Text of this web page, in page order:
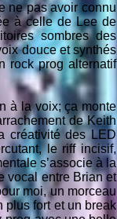
ne pas avoir connu
à celle de Lee de
sombres des
douce et synthés
rock prog alternatif
à la voix; ça monte
de Keith
créativité des LED
le riff incisif,
s’associe à la
vocal entre Brian et
moi, un morceau
plus fort et un break